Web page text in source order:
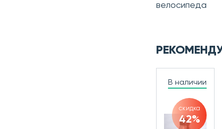
велосипеда
В наличии
скидка
42%